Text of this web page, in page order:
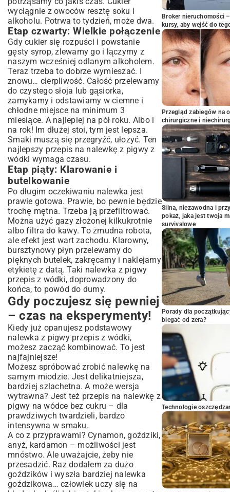
wyciągnie z owoców resztę soku i
alkoholu. Potrwa to tydzień, może dwa.
Etap czwarty: Wielkie połączenie
Gdy cukier się rozpuści i powstanie
gęsty syrop, zlewamy go i łączymy z
naszym wcześniej odlanym alkoholem.
Teraz trzeba to dobrze wymieszać. I
znowu… cierpliwość. Całość przelewamy
do czystego słoja lub gąsiorka,
zamykamy i odstawiamy w ciemne i
chłodne miejsce na minimum 3
miesiące. A najlepiej na pół roku. Albo i
na rok! Im dłużej stoi, tym jest lepsza.
Smaki muszą się przegryźć, ułożyć. Ten
najlepszy przepis na nalewkę z pigwy z
wódki wymaga czasu.
Etap piąty: Klarowanie i
butelkowanie
Po długim oczekiwaniu nalewka jest
prawie gotowa. Prawie, bo pewnie będzie
trochę mętna. Trzeba ją przefiltrować.
Można użyć gazy złożonej kilkukrotnie
albo filtra do kawy. To żmudna robota,
ale efekt jest wart zachodu. Klarowny,
bursztynowy płyn przelewamy do
pięknych butelek, zakręcamy i naklejamy
etykietę z datą. Taki nalewka z pigwy
przepis z wódki, doprowadzony do
końca, to powód do dumy.
Gdy poczujesz się pewniej
– czas na eksperymenty!
Kiedy już opanujesz podstawowy
nalewka z pigwy przepis z wódki,
możesz zacząć kombinować. To jest
najfajniejsze!
Możesz spróbować zrobić nalewkę na
samym miodzie. Jest delikatniejsza,
bardziej szlachetna. A może wersja
wytrawna? Jest też przepis na nalewkę z
pigwy na wódce bez cukru – dla
prawdziwych twardzieli, bardzo
intensywna w smaku.
A co z przyprawami? Cynamon, goździki,
anyż, kardamon – możliwości jest
mnóstwo. Ale uważajcie, żeby nie
przesadzić. Raz dodałem za dużo
goździków i wyszła bardziej nalewka
goździkowa… człowiek uczy się na
Broker nieruchomości
kursy, aby wejść do
Przegląd zabiegów na
chirurgiczne i
Silna, niezawodna i
pokaż, jaka jest twoja
survivalowe
Porady dla
biegać od zera?
Technologie